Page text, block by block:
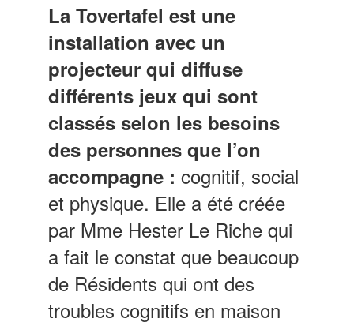
La Tovertafel est une
installation avec un
projecteur qui diffuse
différents jeux qui sont
classés selon les besoins
des personnes que l’on
accompagne : cognitif, social
et physique. Elle a été créée
par Mme Hester Le Riche qui
a fait le constat que beaucoup
de Résidents qui ont des
troubles cognitifs en maison